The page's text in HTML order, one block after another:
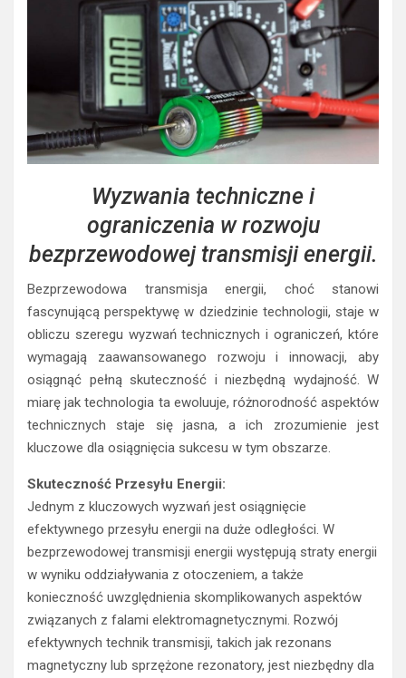
Wyzwania techniczne i
ograniczenia w rozwoju
bezprzewodowej transmisji energii.
Bezprzewodowa transmisja energii, choć stanowi
fascynującą perspektywę w dziedzinie technologii, staje w
obliczu szeregu wyzwań technicznych i ograniczeń, które
wymagają zaawansowanego rozwoju i innowacji, aby
osiągnąć pełną skuteczność i niezbędną wydajność. W
miarę jak technologia ta ewoluuje, różnorodność aspektów
technicznych staje się jasna, a ich zrozumienie jest
kluczowe dla osiągnięcia sukcesu w tym obszarze.
Skuteczność Przesyłu Energii:
Jednym z kluczowych wyzwań jest osiągnięcie
efektywnego przesyłu energii na duże odległości. W
bezprzewodowej transmisji energii występują straty energii
w wyniku oddziaływania z otoczeniem, a także
konieczność uwzględnienia skomplikowanych aspektów
związanych z falami elektromagnetycznymi. Rozwój
efektywnych technik transmisji, takich jak rezonans
magnetyczny lub sprzężone rezonatory, jest niezbędny dla